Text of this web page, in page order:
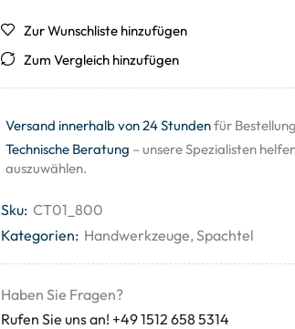
Zur Wunschliste hinzufügen
Zum Vergleich hinzufügen
Versand innerhalb von 24 Stundenfür
Technische Beratung – unsere Spezialisten
auszuwählen.
Sku: CT01_800
Kategorien: Handwerkzeuge,Spachtel
Haben Sie Fragen?
Rufen Sie uns an! +49 1512 658 5314